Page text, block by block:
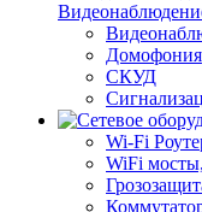
Домофония
СКУД
Wi-Fi
WiFi